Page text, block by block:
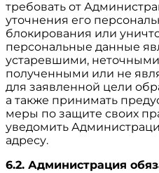
требовать от
уточнения его
блокирования или
персональные данные
устаревшими,
полученными или не
для заявленной цели
а также принимать
меры по защите своих
уведомить
адресу.
6.2. Администрация